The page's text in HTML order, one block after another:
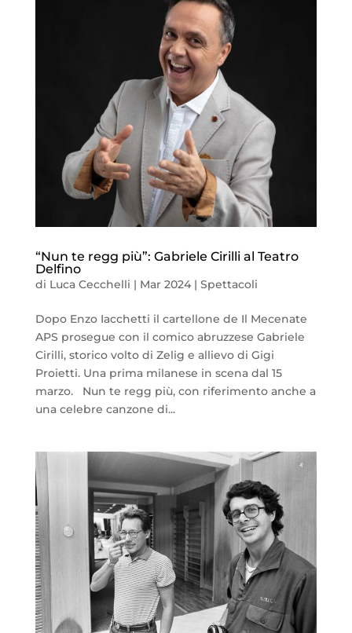
“Nun te regg più”: Gabriele Cirilli al Teatro
Delfino
di Luca Cecchelli | Mar 2024| Spettacoli
Dopo Enzo Iacchetti il cartellone de Il Mecenate
APS prosegue con il comico abruzzese Gabriele
Cirilli, storico volto di Zelig e allievo di Gigi
Proietti. Una prima milanese in scena dal 15
marzo. Nun te regg più, con riferimento anche a
una celebre canzone di...